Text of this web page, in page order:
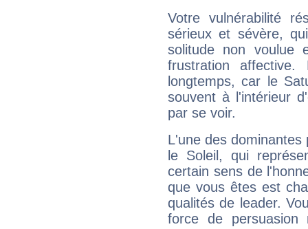
Votre vulnérabilité
sérieux et sévère,
solitude non voulue
frustration
longtemps, car le
souvent à l'intérieur
par se voir.
L'une des
le Soleil, qui
certain sens de
que vous êtes est
qualités de leader.
force de